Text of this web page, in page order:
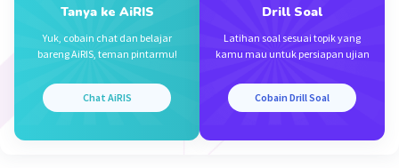
= (9/2)/(1/4)
= (9/2) x 4
= 18 Hertz
d. Cepat rambat gelombang (V)
= 100/3 x 18
Tanya ke AiRIS
Yuk, cobain chat dan belajar
bareng AiRIS, teman pintarmu!
Chat AiRIS
Drill Soal
Latihan soal sesuai topik yang
kamu mau untuk persiapan ujian
Cobain Drill Soal